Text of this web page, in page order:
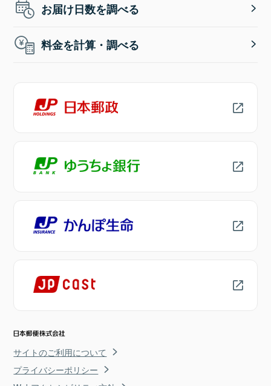
お届け日数を調べる
料金を計算・調べる
サイトのご利用について
プライバシーポリシー